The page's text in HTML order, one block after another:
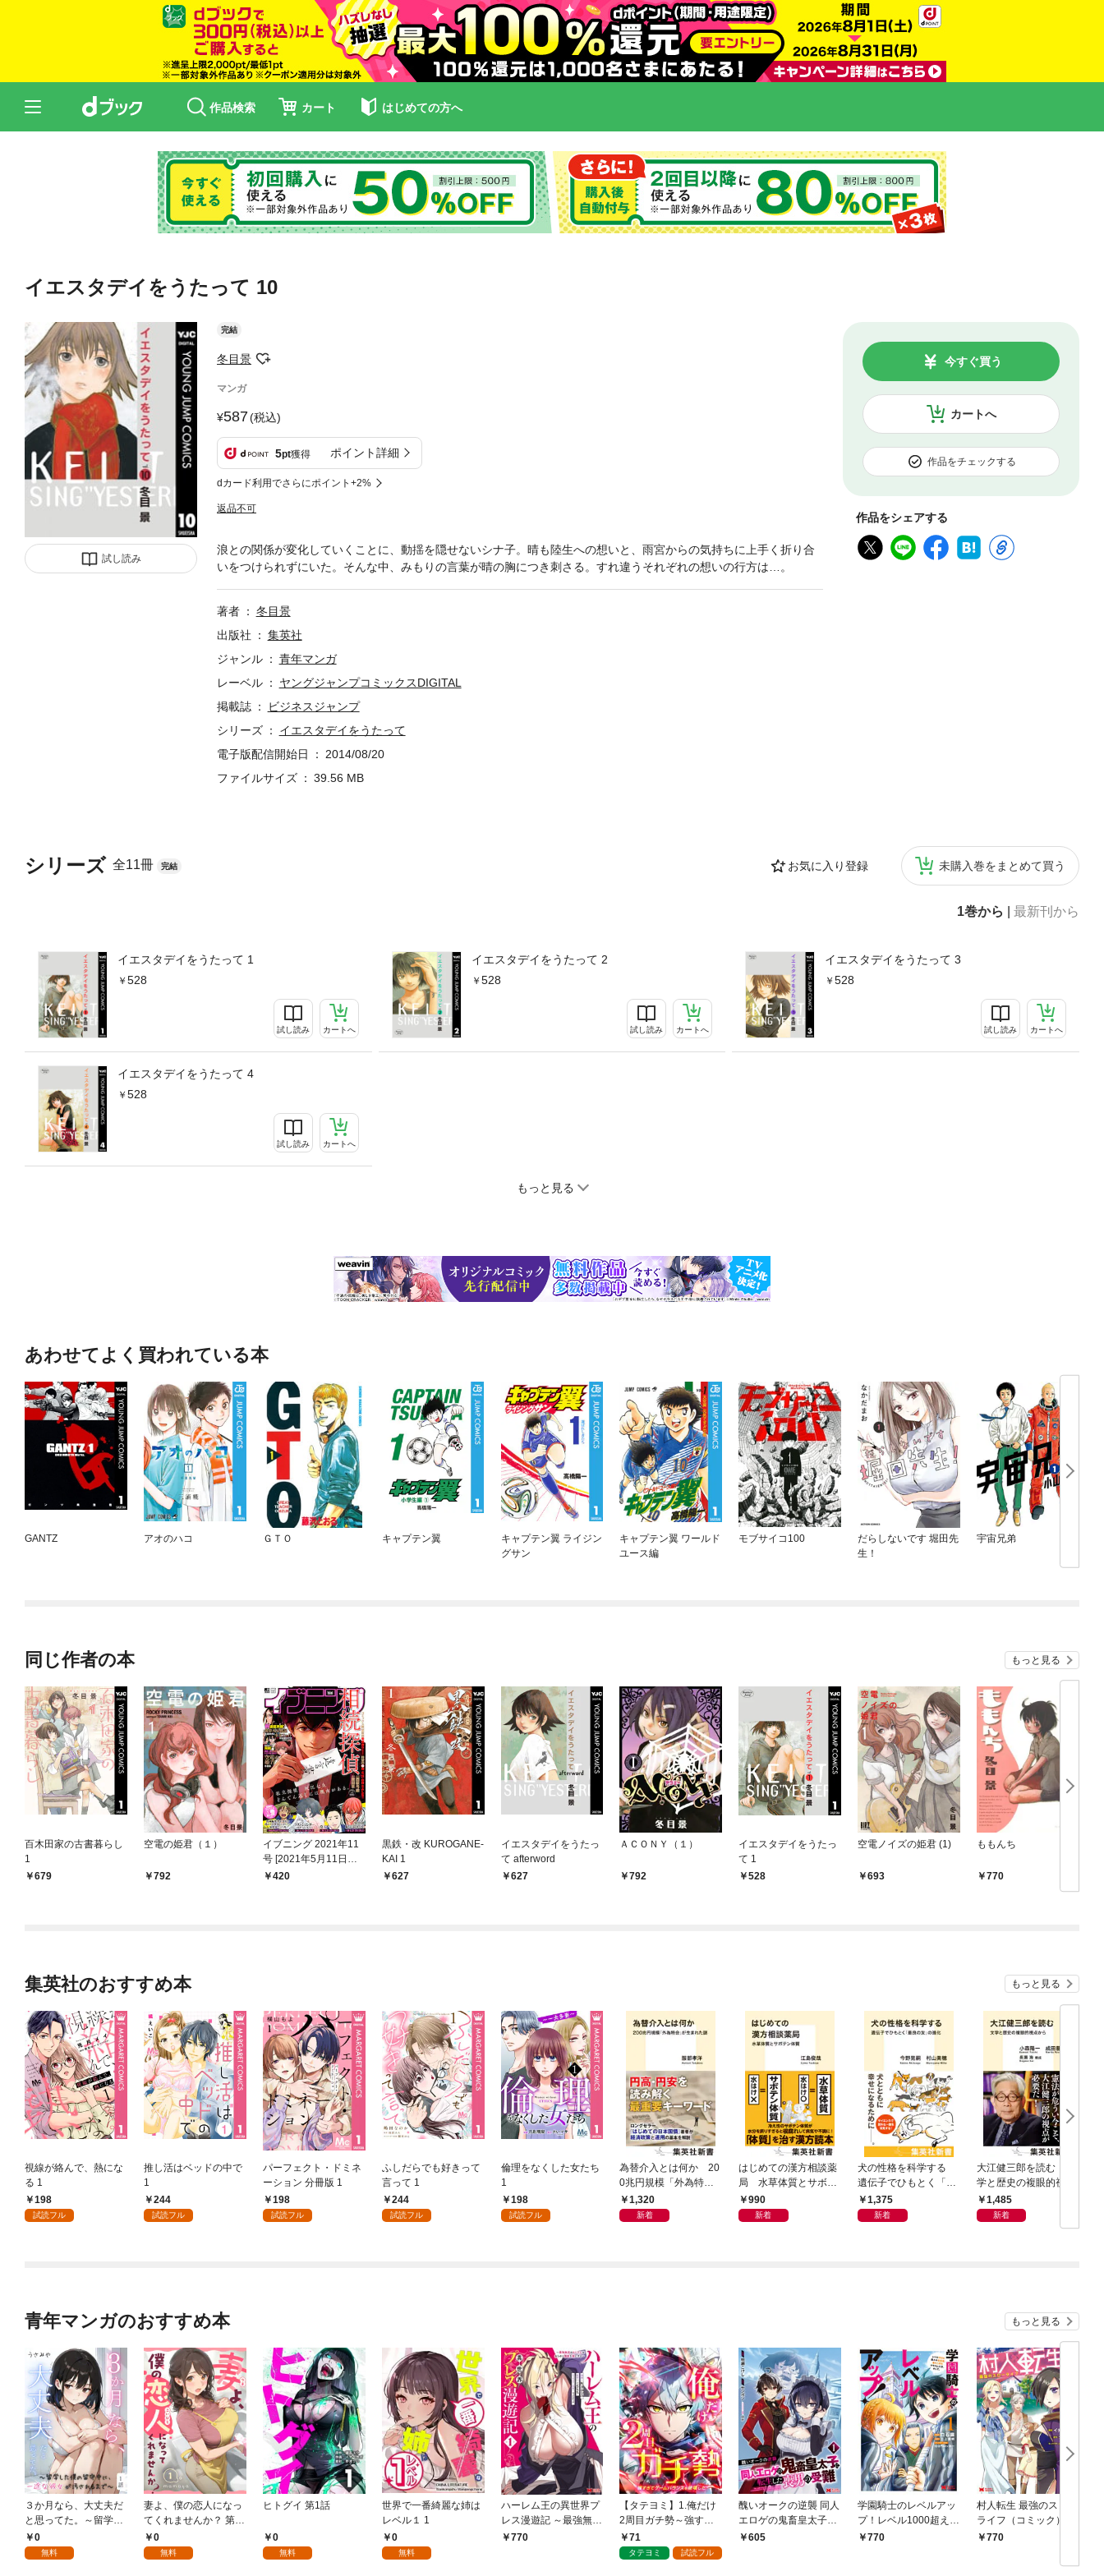
作品検索 カート はじめての方へ
イエスタデイをうたって 10
試し読み
完結
冬目景
マンガ
587(税込)
5pt獲得 ポイント詳細
dカード利用でさらにポイント+2%
返品不可
カートへ
今すぐ買う
作品をチェックする
作品をシェアする
シリーズ 全11冊 完結 お気に入り登録 未購入巻をまとめて買う
1巻から 最新刊から
イエスタデイをうたって 1
528
試し読み カートへ
イエスタデイをうたって 2
528
試し読み カートへ
イエスタデイをうたって 3
528
試し読み カートへ
イエスタデイをうたって 4
528
試し読み カートへ
もっと見る
浪との関係が変化していくことに、動揺を隠せないシナ子。晴も陸生への想いと、雨宮からの気持ちに上手く折り合
いをつけられずにいた。そんな中、みもりの言葉が晴の胸につき刺さる。すれ違うそれぞれの想いの行方は…。
著者
冬目景
出版社
集英社
ジャンル
青年マンガ
レーベル
ヤングジャンプコミックスDIGITAL
掲載誌
ビジネスジャンプ
シリーズ
イエスタデイをうたって
電子版配信開始日
2014/08/20
ファイルサイズ
39.56 MB
あわせてよく買われている本
GANTZ アオのハコ ＧＴＯ キャプテン翼
キャプテン翼 ライジン
グサン
キャプテン翼 ワールド
ユース編
モブサイコ100
だらしないです 堀田先
生！
宇宙兄弟
同じ作者の本 もっと見る
百木田家の古書暮らし
1
679
空電の姫君（１）
792
イブニング 2021年11
号 [2021年5月11日発
売]420
黒鉄・改 KUROGANE-
KAI 1
627
イエスタデイをうたっ
て afterword
627
ＡＣＯＮＹ（１）
792
イエスタデイをうたっ
て 1
528
空電ノイズの姫君 (1)
693
ももんち
770
集英社のおすすめ本 もっと見る
視線が絡んで、熱にな
る 1
198
試読フル
推し活はベッドの中で
1
244
試読フル
パーフェクト・ドミネ
ーション 分冊版 1
198
試読フル
ふしだらでも好きって
言って 1
244
試読フル
倫理をなくした女たち
1
198
試読フル
為替介入とは何か 20
0兆円規模「外為特
会」が生まれた謎
1,320
新着
はじめての漢方相談薬
局 水草体質とサボテ
ン体質
990
新着
犬の性格を科学する
遺伝子でひもとく「最
良の友」の進化
1,375
新着
大江健三郎を読む 文
学と歴史の複眼的視点
から1,485
新着
青年マンガのおすすめ本 もっと見る
３か月なら、大丈夫だ
と思ってた。～留学し
た僕の留守中に、一途
な彼女が汚されるまで
0
無料
妻よ、僕の恋人になっ
てくれませんか？ 第1
話0
無料
ヒトグイ 第1話
0
無料
世界で一番綺麗な姉は
レベル１ 1
0
無料
ハーレム王の異世界プ
レス漫遊記 ～最強無双
のおじさんはあらゆる
770
【タテヨミ】1.俺だけ
2周目ガチ勢～強すぎ
てゲームバランスを破
壊した～
71
タテヨミ 試読フル
醜いオークの逆襲 同人
エロゲの鬼畜皇太子に
転生した喪男の受難
605
学園騎士のレベルアッ
プ！レベル1000超えの
転生者、落ちこぼれク
770
村人転生 最強のスロー
ライフ（コミック） 1
770